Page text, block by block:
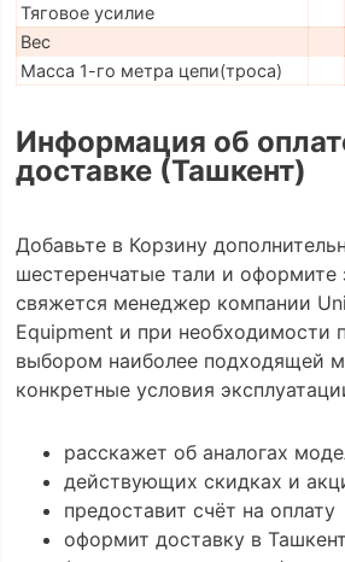
Тяговое усилие
Вес
Масса 1-го метра цепи(троса)
Информация об
доставке (Ташкент)
Добавьте в Корзину
шестеренчатые тали и
свяжется менеджер компании
Equipment и при необходимости
выбором наиболее подходящей
конкретные условия
расскажет об аналогах
действующих скидках и
предоставит счёт на оплату
оформит доставку в